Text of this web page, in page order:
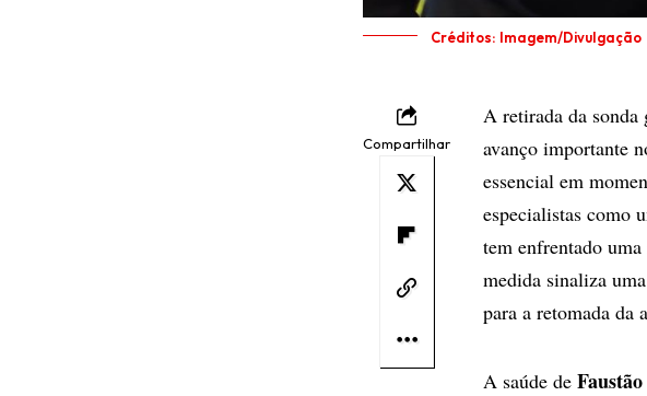
Créditos: Imagem/Divulgação
Compartilhar
A retirada da sonda
avanço importante
essencial em
especialistas como
tem enfrentado
medida sinaliza
para a retomada da
A saúde de Faustão